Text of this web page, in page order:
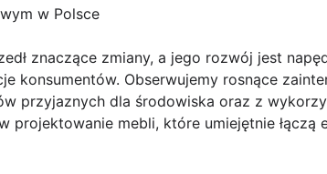
w Polsce
znaczące zmiany, a jego rozwój jest
konsumentów. Obserwujemy rosnące
przyjaznych dla środowiska oraz z
projektowanie mebli, które umiejętnie łączą